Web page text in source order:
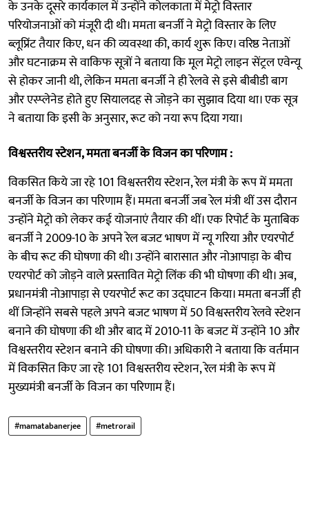
के उनके दूसरे कार्यकाल में उन्होंने कोलकाता में मेट्रो विस्तार
परियोजनाओं को मंजूरी दी थी। ममता बनर्जी ने मेट्रो विस्तार के लिए
ब्लूप्रिंट तैयार किए, धन की व्यवस्था की, कार्य शुरू किए। वरिष्ठ नेताओं
और घटनाक्रम से वाकिफ सूत्रों ने बताया कि मूल मेट्रो लाइन सेंट्रल एवेन्यू
से होकर जानी थी, लेकिन ममता बनर्जी ने ही रेलवे से इसे बीबीडी बाग
और एस्प्लेनेड होते हुए सियालदह से जोड़ने का सुझाव दिया था। एक सूत्र
ने बताया कि इसी के अनुसार, रूट को नया रूप दिया गया।
विश्वस्तरीय स्टेशन, ममता बनर्जी के विजन का परिणाम :
विकसित किये जा रहे 101 विश्वस्तरीय स्टेशन, रेल मंत्री के रूप में ममता
बनर्जी के विजन का परिणाम हैं। ममता बनर्जी जब रेल मंत्री थीं उस दौरान
उन्होंने मेट्रो को लेकर कई योजनाएं तैयार की थीं। एक रिपोर्ट के मुताबिक
बनर्जी ने 2009-10 के अपने रेल बजट भाषण में न्यू गरिया और एयरपोर्ट
के बीच रूट की घोषणा की थी। उन्होंने बारासात और नोआपाड़ा के बीच
एयरपोर्ट को जोड़ने वाले प्रस्तावित मेट्रो लिंक की भी घोषणा की थी। अब,
प्रधानमंत्री नोआपाड़ा से एयरपोर्ट रूट का उद्घाटन किया। ममता बनर्जी ही
थीं जिन्होंने सबसे पहले अपने बजट भाषण में 50 विश्वस्तरीय रेलवे स्टेशन
बनाने की घोषणा की थी और बाद में 2010-11 के बजट में उन्होंने 10 और
विश्वस्तरीय स्टेशन बनाने की घोषणा की। अधिकारी ने बताया कि वर्तमान
में विकसित किए जा रहे 101 विश्वस्तरीय स्टेशन, रेल मंत्री के रूप में
मुख्यमंत्री बनर्जी के विजन का परिणाम हैं।
#mamatabanerjee #metrorail